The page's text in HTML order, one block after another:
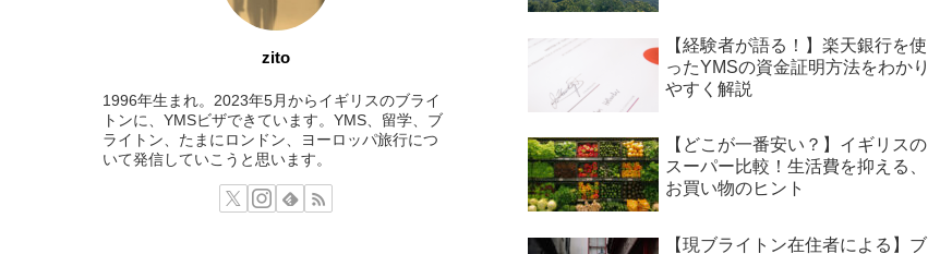
zito
1996年生まれ。2023年5月からイギリスのブライ
トンに、YMSビザできています。YMS、留学、ブ
ライトン、たまにロンドン、ヨーロッパ旅行につ
いて発信していこうと思います。
【経験者が語る！】楽天銀行を使
ったYMSの資金証明方法をわかり
やすく解説
【どこが一番安い？】イギリスの
スーパー比較！生活費を抑える、
お買い物のヒント
【現ブライトン在住者による】ブ